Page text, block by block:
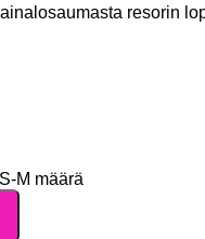
resorin
M määrä